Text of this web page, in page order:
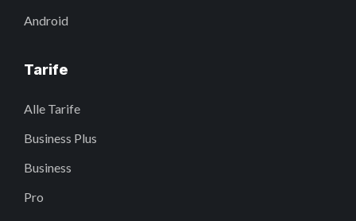
Android
Tarife
Alle Tarife
Business Plus
Business
Pro